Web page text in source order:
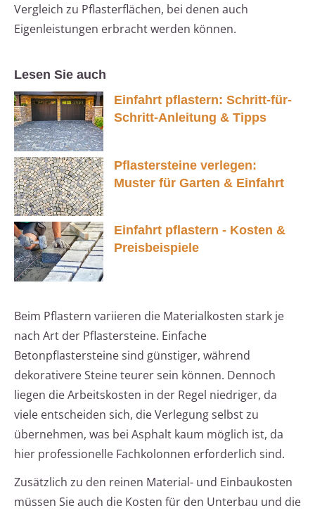
Vergleich zu Pflasterflächen, bei denen auch
Eigenleistungen erbracht werden können.
Lesen Sie auch
Einfahrt pflastern: Schritt-für-
Schritt-Anleitung & Tipps
Pflastersteine verlegen:
Muster für Garten & Einfahrt
Einfahrt pflastern - Kosten &
Preisbeispiele
Beim Pflastern variieren die Materialkosten stark je
nach Art der Pflastersteine. Einfache
Betonpflastersteine sind günstiger, während
dekorativere Steine teurer sein können. Dennoch
liegen die Arbeitskosten in der Regel niedriger, da
viele entscheiden sich, die Verlegung selbst zu
übernehmen, was bei Asphalt kaum möglich ist, da
hier professionelle Fachkolonnen erforderlich sind.
Zusätzlich zu den reinen Material- und Einbaukosten
müssen Sie auch die Kosten für den Unterbau und die